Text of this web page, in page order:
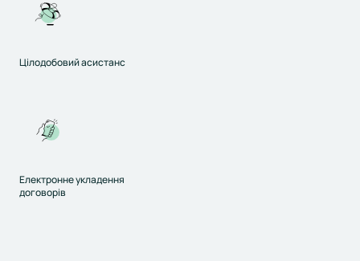
Цілодобовий асистанс
Електронне укладення
договорів